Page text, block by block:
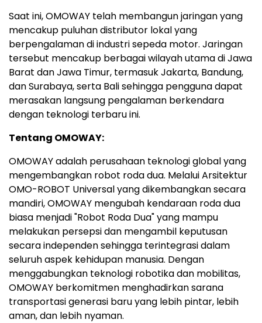
Saat ini, OMOWAY telah membangun jaringan yang
mencakup puluhan distributor lokal yang
berpengalaman di industri sepeda motor. Jaringan
tersebut mencakup berbagai wilayah utama di Jawa
Barat dan Jawa Timur, termasuk Jakarta, Bandung,
dan Surabaya, serta Bali sehingga pengguna dapat
merasakan langsung pengalaman berkendara
dengan teknologi terbaru ini.
Tentang OMOWAY:
OMOWAY adalah perusahaan teknologi global yang
mengembangkan robot roda dua. Melalui Arsitektur
OMO-ROBOT Universal yang dikembangkan secara
mandiri, OMOWAY mengubah kendaraan roda dua
biasa menjadi "Robot Roda Dua" yang mampu
melakukan persepsi dan mengambil keputusan
secara independen sehingga terintegrasi dalam
seluruh aspek kehidupan manusia. Dengan
menggabungkan teknologi robotika dan mobilitas,
OMOWAY berkomitmen menghadirkan sarana
transportasi generasi baru yang lebih pintar, lebih
aman, dan lebih nyaman.